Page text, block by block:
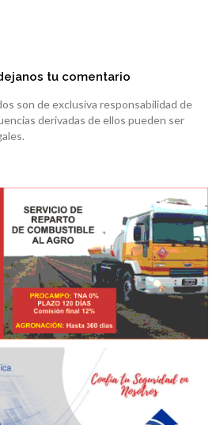
tu comentario
son de exclusiva responsabilidad de
derivadas de ellos pueden ser